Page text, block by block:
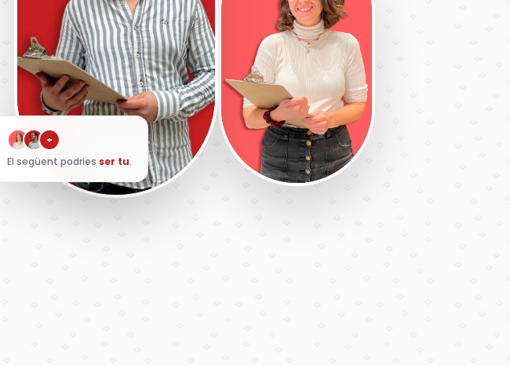
+
El següent podries ser tu.